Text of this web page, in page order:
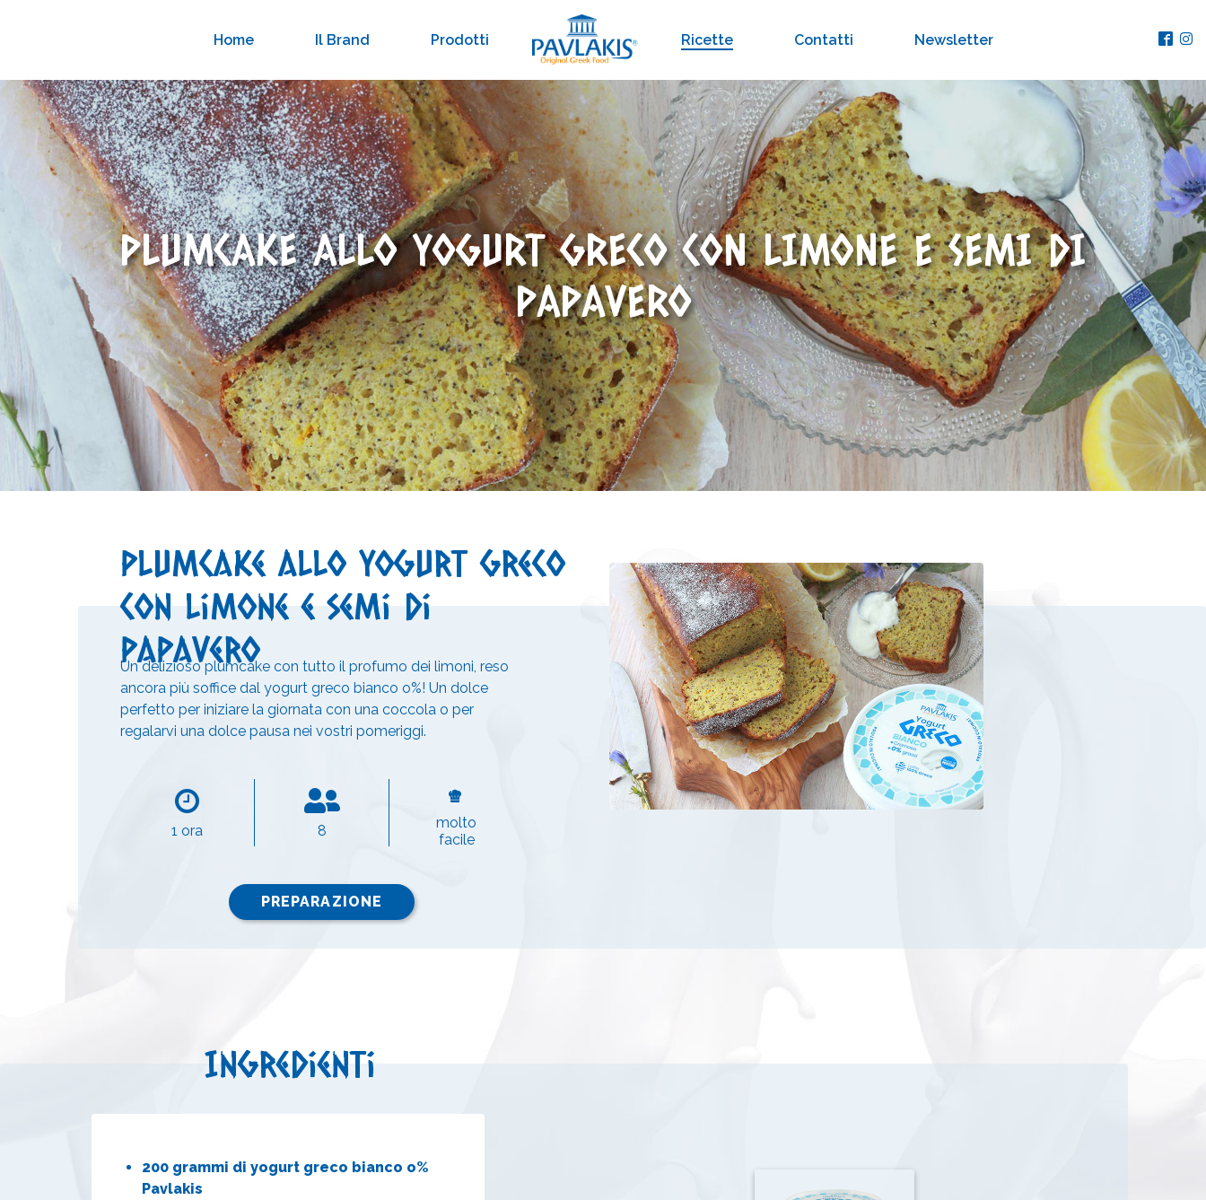
Home Il Brand Prodotti Ricette Contatti Newsletter
PLUMCAKE ALLO YOGURT GRECO CON LIMONE E SEMI DI
PAPAVERO
Plumcake allo yogurt greco
con limone e semi di
papavero
Un delizioso plumcake con tutto il profumo dei limoni, reso
ancora più soffice dal yogurt greco bianco o%! Un dolce
perfetto per iniziare la giornata con una coccola o per
regalarvi una dolce pausa nei vostri pomeriggi.
1 ora 8
molto
facile
PREPARAZIONE
Ingredienti
200 grammi di yogurt greco bianco o%
Pavlakis